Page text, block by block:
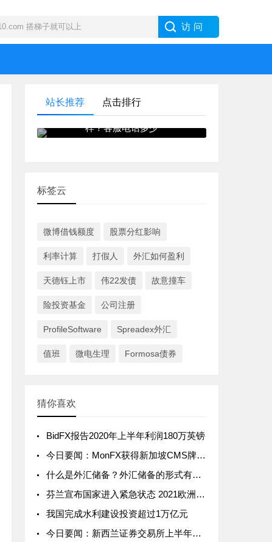
站长推荐
点击排行
IB · 盈透证券外汇交易商怎么
样？客服电话多少
标签云
微博借钱额度 股票分红影响
利率计算 打假人 外汇如何盈利
天德钰上市 伟22发债 故意撞车
险投资基金 公司注册
ProfileSoftware Spreadex外汇
值班 微电生理 Formosa债券
猜你喜欢
BidFX报告2020年上半年利润180万英镑
今日要闻：MonFX获得新加坡CMS牌照；Centroid Solutions携手Atlas Bank为客户提供一级银行流动性；FXTRADING.com与Arbidyne Capital Pty L
什么是外汇储备？外汇储备的形式有哪些？
芬兰宣布国家进入紧急状态 2021欧洲经济形势前景被下调
我国完成水利建设投资超过1万亿元
今日要闻：新西兰证券交易所上半年净利润同比下降16%；eToro与英国阿斯顿维拉足球俱乐部签署赞助协议；FCA对ICM Capetal、www.longleafmanagement.co.uk和Int